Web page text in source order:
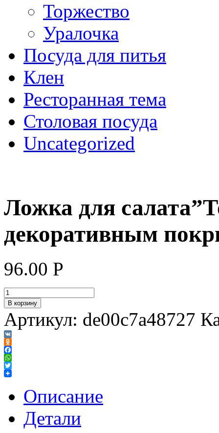
Торжество
Уралочка
Посуда для питья
Клен
Ресторанная тема
Столовая посуда
Uncategorized
Ложка для
декоративным
96.00 Р
В корзину
Артикул: de00c7a48727
VK
Odnoklassniki
Facebook
WhatsApp
Twitter
Описание
Детали